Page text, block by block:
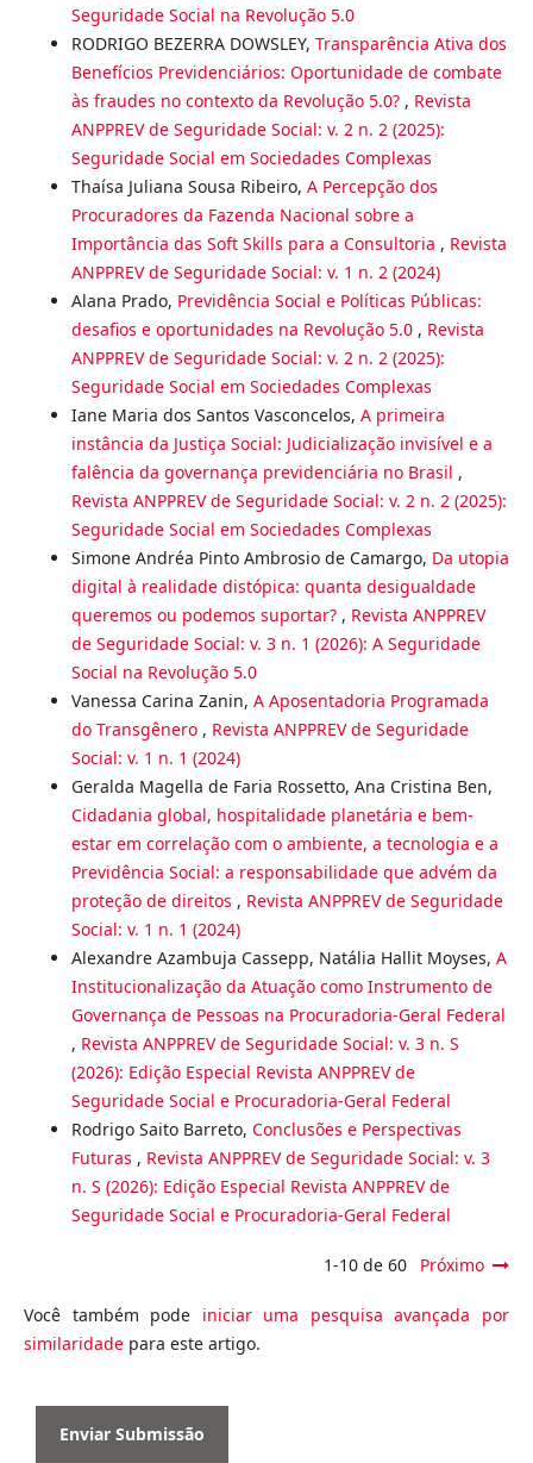
Seguridade Social na Revolução 5.0
RODRIGO BEZERRA DOWSLEY, Transparência Ativa dos
Benefícios Previdenciários: Oportunidade de combate
às fraudes no contexto da Revolução 5.0? , Revista
ANPPREV de Seguridade Social: v. 2 n. 2 (2025):
Seguridade Social em Sociedades Complexas
Thaísa Juliana Sousa Ribeiro, A Percepção dos
Procuradores da Fazenda Nacional sobre a
Importância das Soft Skills para a Consultoria , Revista
ANPPREV de Seguridade Social: v. 1 n. 2 (2024)
Alana Prado, Previdência Social e Políticas Públicas:
desafios e oportunidades na Revolução 5.0 , Revista
ANPPREV de Seguridade Social: v. 2 n. 2 (2025):
Seguridade Social em Sociedades Complexas
Iane Maria dos Santos Vasconcelos, A primeira
instância da Justiça Social: Judicialização invisível e a
falência da governança previdenciária no Brasil ,
Revista ANPPREV de Seguridade Social: v. 2 n. 2 (2025):
Seguridade Social em Sociedades Complexas
Simone Andréa Pinto Ambrosio de Camargo, Da utopia
digital à realidade distópica: quanta desigualdade
queremos ou podemos suportar? , Revista ANPPREV
de Seguridade Social: v. 3 n. 1 (2026): A Seguridade
Social na Revolução 5.0
Vanessa Carina Zanin, A Aposentadoria Programada
do Transgênero , Revista ANPPREV de Seguridade
Social: v. 1 n. 1 (2024)
Geralda Magella de Faria Rossetto, Ana Cristina Ben,
Cidadania global, hospitalidade planetária e bem-
estar em correlação com o ambiente, a tecnologia e a
Previdência Social: a responsabilidade que advém da
proteção de direitos , Revista ANPPREV de Seguridade
Social: v. 1 n. 1 (2024)
Alexandre Azambuja Cassepp, Natália Hallit Moyses, A
Institucionalização da Atuação como Instrumento de
Governança de Pessoas na Procuradoria-Geral Federal
, Revista ANPPREV de Seguridade Social: v. 3 n. S
(2026): Edição Especial Revista ANPPREV de
Seguridade Social e Procuradoria-Geral Federal
Rodrigo Saito Barreto, Conclusões e Perspectivas
Futuras , Revista ANPPREV de Seguridade Social: v. 3
n. S (2026): Edição Especial Revista ANPPREV de
Seguridade Social e Procuradoria-Geral Federal
1-10 de 60 Próximo
Você também pode iniciar uma pesquisa avançada por
similaridadepara este artigo.
Enviar Submissão